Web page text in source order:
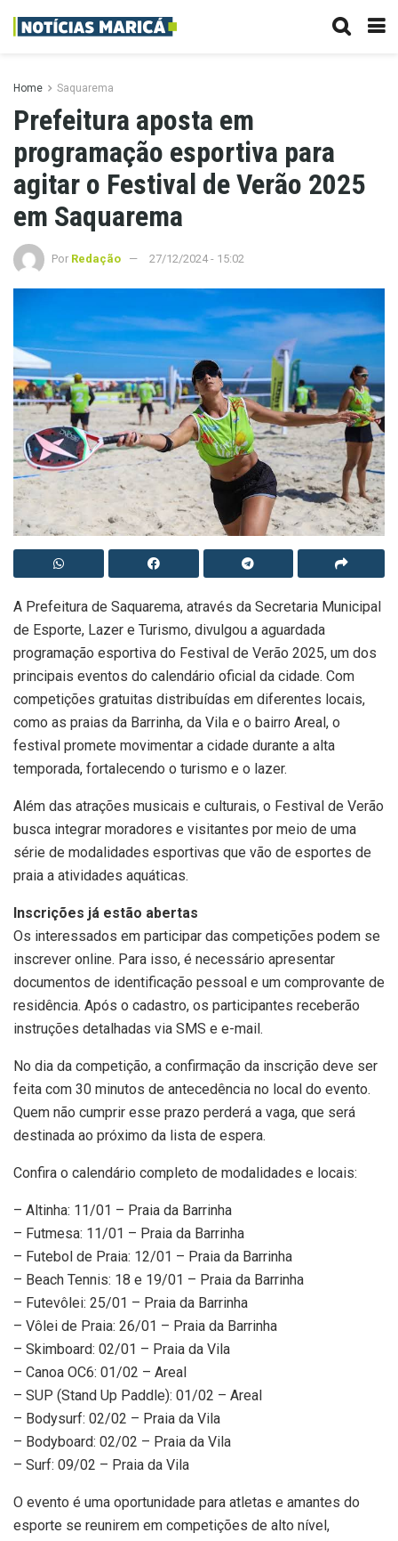
Home Saquarema
Prefeitura aposta em
programação esportiva para
agitar o Festival de Verão 2025
em Saquarema
Por Redação 27/12/2024 - 15:02
A Prefeitura de Saquarema, através da Secretaria Municipal
de Esporte, Lazer e Turismo, divulgou a aguardada
programação esportiva do Festival de Verão 2025, um dos
principais eventos do calendário oficial da cidade. Com
competições gratuitas distribuídas em diferentes locais,
como as praias da Barrinha, da Vila e o bairro Areal, o
festival promete movimentar a cidade durante a alta
temporada, fortalecendo o turismo e o lazer.
Além das atrações musicais e culturais, o Festival de Verão
busca integrar moradores e visitantes por meio de uma
série de modalidades esportivas que vão de esportes de
praia a atividades aquáticas.
Inscrições já estão abertas
Os interessados em participar das competições podem se
inscrever online. Para isso, é necessário apresentar
documentos de identificação pessoal e um comprovante de
residência. Após o cadastro, os participantes receberão
instruções detalhadas via SMS e e-mail.
No dia da competição, a confirmação da inscrição deve ser
feita com 30 minutos de antecedência no local do evento.
Quem não cumprir esse prazo perderá a vaga, que será
destinada ao próximo da lista de espera.
Confira o calendário completo de modalidades e locais:
– Altinha: 11/01 – Praia da Barrinha
– Futmesa: 11/01 – Praia da Barrinha
– Futebol de Praia: 12/01 – Praia da Barrinha
– Beach Tennis: 18 e 19/01 – Praia da Barrinha
– Futevôlei: 25/01 – Praia da Barrinha
– Vôlei de Praia: 26/01 – Praia da Barrinha
– Skimboard: 02/01 – Praia da Vila
– Canoa OC6: 01/02 – Areal
– SUP (Stand Up Paddle): 01/02 – Areal
– Bodysurf: 02/02 – Praia da Vila
– Bodyboard: 02/02 – Praia da Vila
– Surf: 09/02 – Praia da Vila
O evento é uma oportunidade para atletas e amantes do
esporte se reunirem em competições de alto nível,